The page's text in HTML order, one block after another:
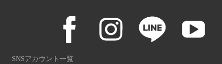
SNSアカウント一覧